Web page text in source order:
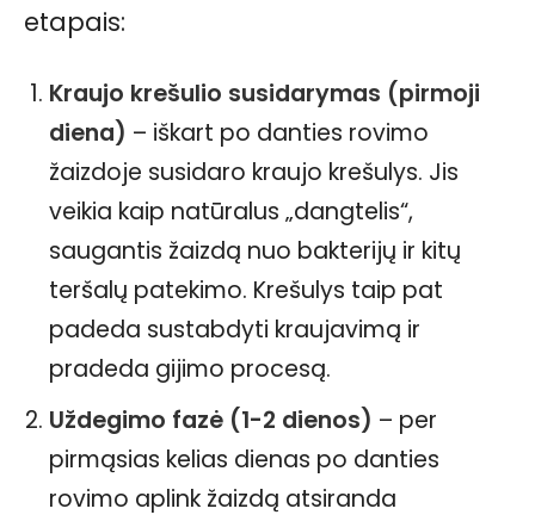
etapais:
Kraujo krešulio susidarymas (pirmoji
diena) – iškart po danties rovimo
žaizdoje susidaro kraujo krešulys. Jis
veikia kaip natūralus „dangtelis“,
saugantis žaizdą nuo bakterijų ir kitų
teršalų patekimo. Krešulys taip pat
padeda sustabdyti kraujavimą ir
pradeda gijimo procesą.
Uždegimo fazė (1-2 dienos) – per
pirmąsias kelias dienas po danties
rovimo aplink žaizdą atsiranda